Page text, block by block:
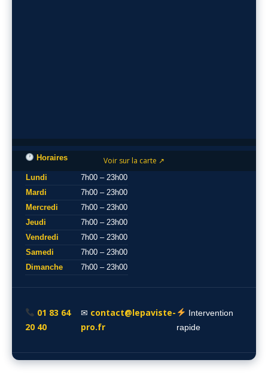
Voir sur la carte ↗
Horaires
Lundi
7h00 – 23h00
Mardi
7h00 – 23h00
Mercredi
7h00 – 23h00
Jeudi
7h00 – 23h00
Vendredi
7h00 – 23h00
Samedi
7h00 – 23h00
Dimanche
7h00 – 23h00
01 83 64
20 40
✉ contact@lepaviste-
pro.fr
Intervention
rapide